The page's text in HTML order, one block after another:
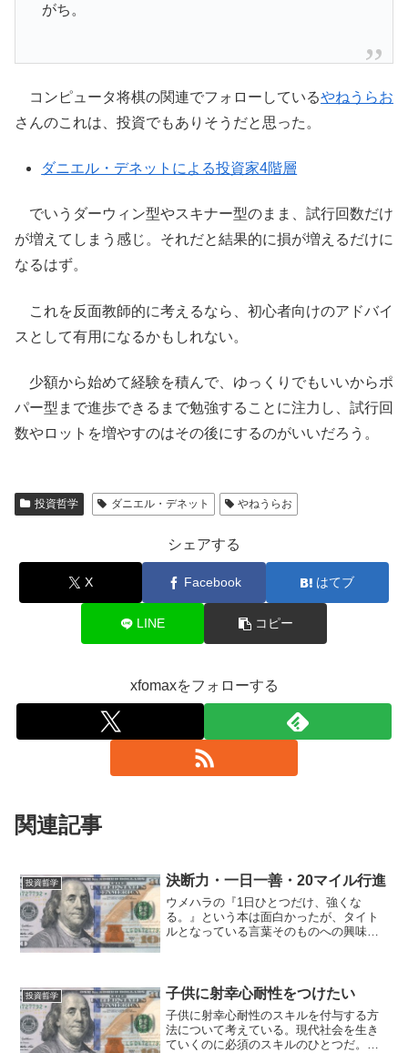
がち。
コンピュータ将棋の関連でフォローしているやねうらお
さんのこれは、投資でもありそうだと思った。
ダニエル・デネットによる投資家4階層
でいうダーウィン型やスキナー型のまま、試行回数だけ
が増えてしまう感じ。それだと結果的に損が増えるだけに
なるはず。
これを反面教師的に考えるなら、初心者向けのアドバイ
スとして有用になるかもしれない。
少額から始めて経験を積んで、ゆっくりでもいいからポ
パー型まで進歩できるまで勉強することに注力し、試行回
数やロットを増やすのはその後にするのがいいだろう。
投資哲学 ダニエル・デネット やねうらお
シェアする
X Facebook はてブ
LINE コピー
xfomaxをフォローする
関連記事
投資哲学 決断力・一日一善・20マイル行進
ウメハラの『1日ひとつだけ、強くな
る。』という本は面白かったが、タイト
ルとなっている言葉そのものへの興味が
に理解できるのではないかと...
投資哲学 子供に射幸心耐性をつけたい
子供に射幸心耐性のスキルを付与する方
法について考えている。現代社会を生き
ていくのに必須のスキルのひとつだ。